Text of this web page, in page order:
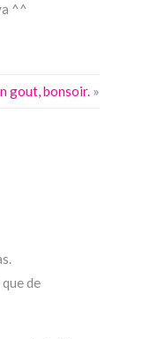
^^
gout, bonsoir. »
de